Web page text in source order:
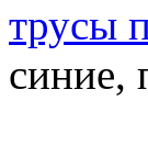
трусы
синие,